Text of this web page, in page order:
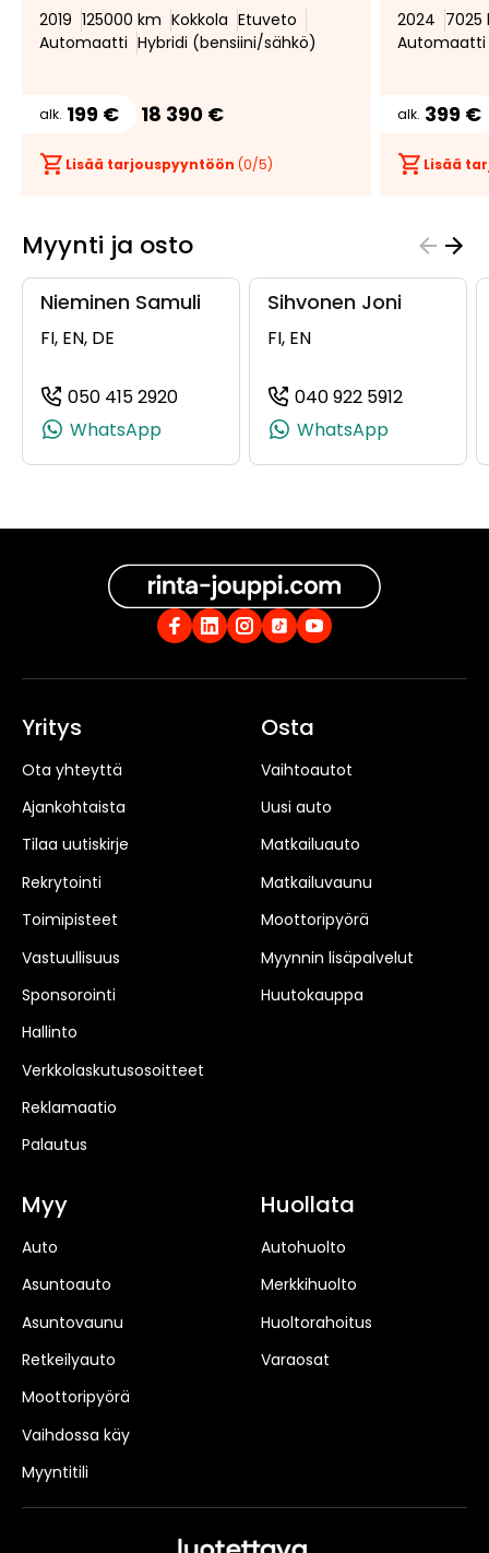
2019 125000 km Kokkola Etuveto
Automaatti Hybridi (bensiini/sähkö)
alk. 199 € 18 390 €
Lisää tarjouspyyntöön (0/5)
2024 7025
Automaatti
alk. 399 €
Lisää
Myynti ja osto
Nieminen Samuli
FI, EN, DE
050 415 2920
(+358504152920, 0504152920, +358
WhatsApp
Sihvonen Joni
FI, EN
040 922 5912
WhatsApp
Yritys
Ota yhteyttä
Ajankohtaista
Tilaa uutiskirje
Rekrytointi
Toimipisteet
Vastuullisuus
Sponsorointi
Hallinto
Verkkolaskutusosoitteet
Reklamaatio
Palautus
Osta
Vaihtoautot
Uusi auto
Matkailuauto
Matkailuvaunu
Moottoripyörä
Myynnin lisäpalvelut
Huutokauppa
Myy
Auto
Asuntoauto
Asuntovaunu
Retkeilyauto
Moottoripyörä
Vaihdossa käy
Myyntitili
Huollata
Autohuolto
Merkkihuolto
Huoltorahoitus
Varaosat